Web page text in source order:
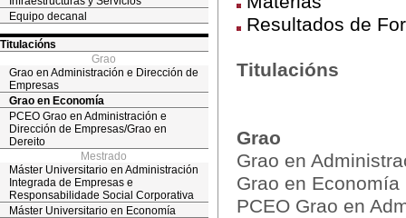
Equipo decanal
Titulacións
Grao
Grao en Administración e Dirección de
Empresas
Grao en Economía
PCEO Grao en Administración e
Dirección de Empresas/Grao en
Dereito
Mestrado
Máster Universitario en Administración
Integrada de Empresas e
Responsabilidade Social Corporativa
Máster Universitario en Economía
Resultados de
Titulacións
Grao
Grao en
Grao en Economía
PCEO Grao en